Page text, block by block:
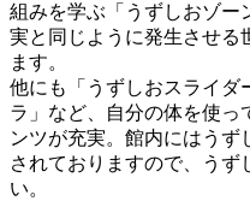
組みを学ぶ「うずしおゾー
実と同じように発生させる
ます。
他にも「うずしおスライダ
ラ」など、自分の体を使っ
ンツが充実。館内にはう
されておりますので、うず
い。